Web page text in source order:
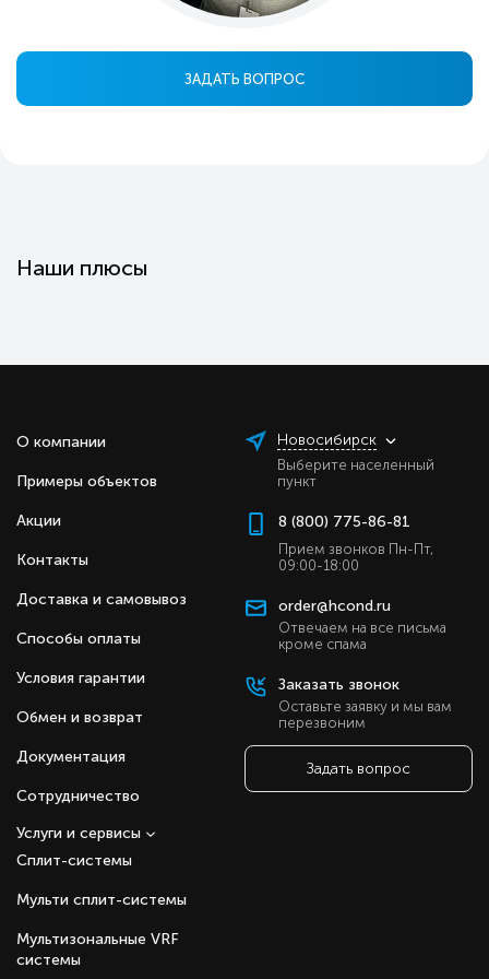
ЗАДАТЬ ВОПРОС
Наши плюсы
О компании
Примеры объектов
Акции
Контакты
Доставка и самовывоз
Способы оплаты
Условия гарантии
Обмен и возврат
Документация
Сотрудничество
Сплит-системы
Мульти сплит-системы
Мультизональные VRF
системы
Услуги и сервисы
Новосибирск
Выберите населенный
пункт
8 (800) 775-86-81
Прием звонков Пн-Пт,
09:00-18:00
order@hcond.ru
Отвечаем на все письма
кроме спама
Заказать звонок
Оставьте заявку и мы вам
перезвоним
Задать вопрос